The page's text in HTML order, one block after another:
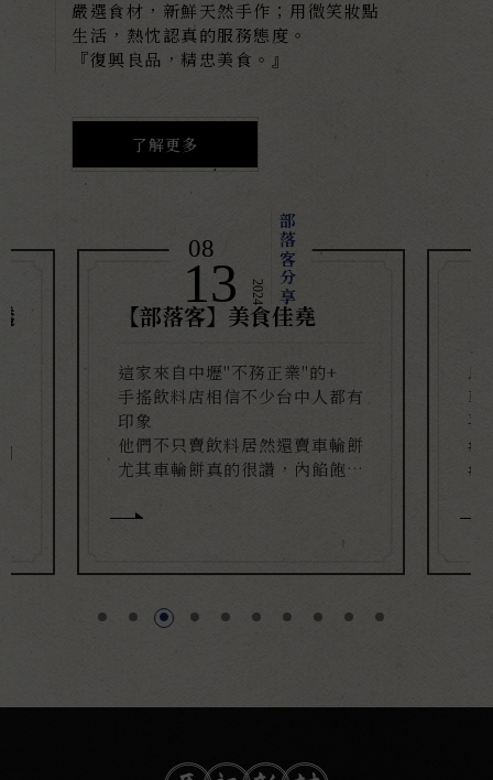
嚴選食材，新鮮天然手作；用微笑妝點
生活，熱忱認真的服務態度。
『復興良品，精忠美食。』
了解更多
08
13 2024 部落客分享
【部落客】美食佳堯
這家來自中壢"不務正業"的+
手搖飲料店相信不少台中人都有
印象
他們不只賣飲料居然還賣車輪餅
尤其車輪餅真的很讚，內餡飽滿
#shengyaohsu_推薦
馬
車
喜
#